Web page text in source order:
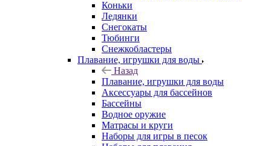
Коньки
Ледянки
Снегокаты
Тюбинги
Снежкобластеры
Плавание, игрушки для воды
Назад
Плавание, игрушки для воды
Аксессуары для бассейнов
Бассейны
Водное оружие
Матрасы и круги
Наборы для игры в песок